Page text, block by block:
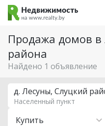
Продажа домов в
района
Найдено 1 объявление
Купить
д. Лесуны, Слуцкий
Населенный пункт